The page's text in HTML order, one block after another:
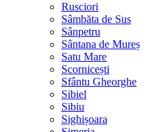
Rusciori
Sâmbăta de Sus
Sânpetru
Sântana de Mureș
Satu Mare
Scornicești
Sfântu Gheorghe
Sibiel
Sibiu
Sighișoara